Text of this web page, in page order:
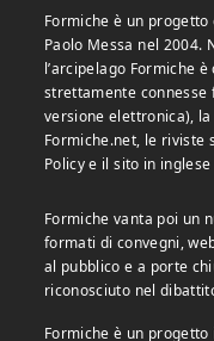
Formiche è un
Paolo Messa nel 2004.
l’arcipelago Formiche
strettamente connesse
versione elettronica),
Formiche.net, le riviste
Policy e il sito in
Formiche vanta poi un
formati di convegni,
al pubblico e a porte
riconosciuto nel
Formiche è un